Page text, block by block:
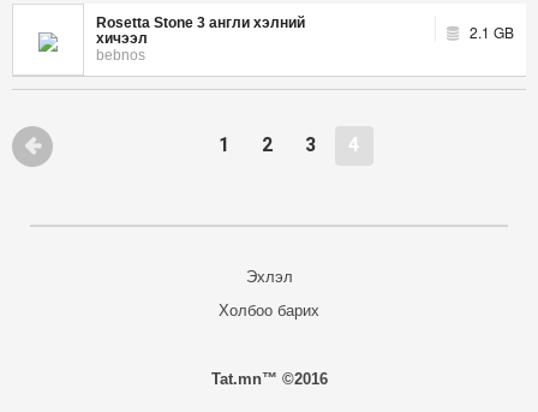
Rosetta Stone 3 англи хэлний
хичээл
bebnos
2.1 GB
1 2 3 4
Эхлэл
Холбоо барих
Tat.mn™ ©2016